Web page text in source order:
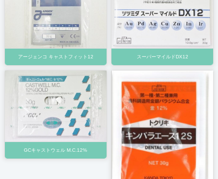
アージェンコ キャストフィット12 スーパーマイルドDX12
GCキャストウェル M.C.12%